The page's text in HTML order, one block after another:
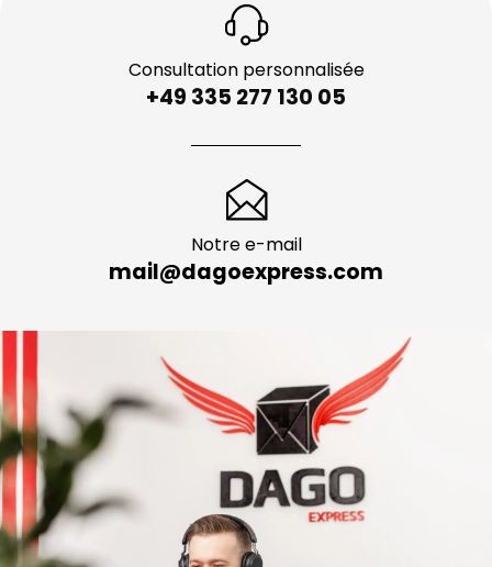
Consultation personnalisée
+49 335 277 130 05
Notre e-mail
mail@dagoexpress.com